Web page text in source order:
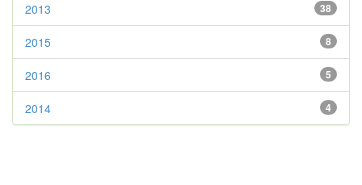
38
2013
8
2015
5
2016
4
2014